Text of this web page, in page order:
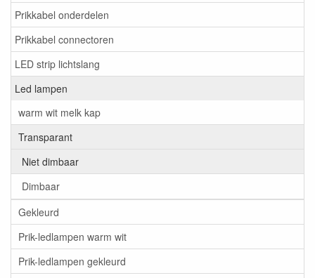
Prikkabel onderdelen
Prikkabel connectoren
LED strip lichtslang
Led lampen
warm wit melk kap
Transparant
Niet dimbaar
Dimbaar
Gekleurd
Prik-ledlampen warm wit
Prik-ledlampen gekleurd